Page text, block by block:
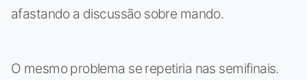
afastando a discussão sobre mando.
O mesmo problema se repetiria nas semifinais.